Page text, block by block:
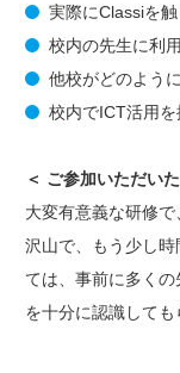
実際にClassiを
校内の先生に利
他校がどのよう
校内でICT活用
＜ ご参加いただい
大変有意義な研修
沢山で、もう少し
ては、事前に多く
を十分に認識しても